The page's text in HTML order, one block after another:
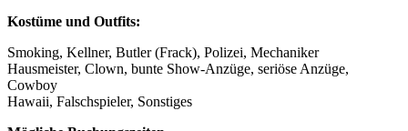
Kostüme und Outfits:
Smoking, Kellner, Butler (Frack), Polizei, Mechaniker
Hausmeister, Clown, bunte Show-Anzüge, seriöse Anzüge,
Cowboy
Hawaii, Falschspieler, Sonstiges